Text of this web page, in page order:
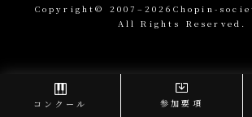
コンクール 参加要項
Copyright© 2007–2026Chopin-
All Rights Reserved.